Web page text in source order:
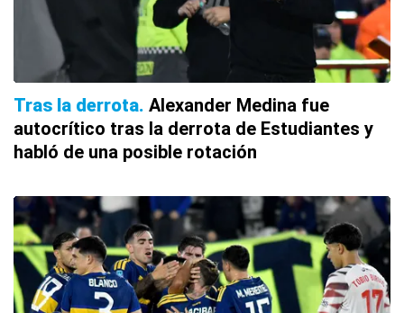
Tras la derrota Alexander Medina fue
autocrítico tras la derrota de Estudiantes y
habló de una posible rotación